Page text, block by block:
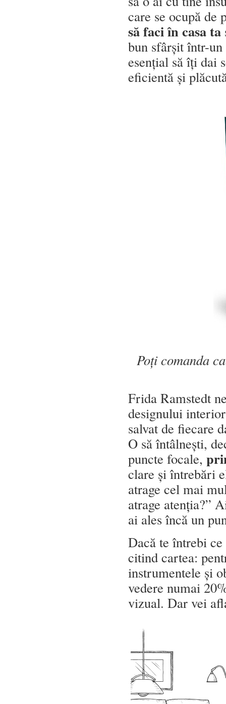
care se ocupă
să faci în casa ta
bun sfârșit într-
esențial să îți dai
eficientă și
Poți comanda
Frida Ramstedt
designului
salvat de fiecare
O să întâlnești,
puncte focale,
clare și întrebări
atrage cel mai
atrage atenția?”
ai ales încă un
Dacă te întrebi
citind cartea:
instrumentele și
vedere numai
vizual. Dar vei